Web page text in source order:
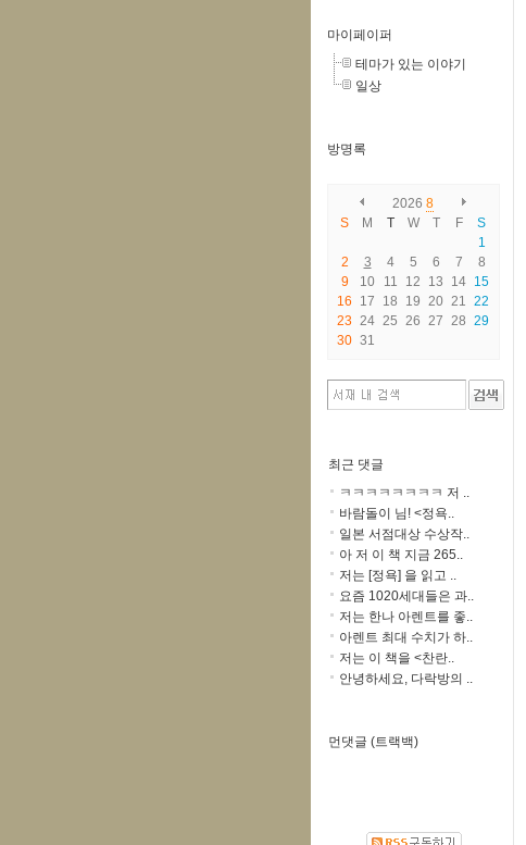
마이페이퍼
테마가 있는 이야기
일상
방명록
2026 8
S
M T W T F
S
1
2
3 4 5 6 7
8
9
10 11 12 13 14 15
16
17 18 19 20 21
22
23 24 25 26 27 28 29
30 31
최근 댓글
ㅋㅋㅋㅋㅋㅋㅋㅋ 저 ..
바람돌이 님! <정욕..
일본 서점대상 수상작..
아 저 이 책 지금 265..
저는 [정욕] 을 읽고 ..
요즘 1020세대들은 과..
저는 한나 아렌트를 좋..
아렌트 최대 수치가 하..
저는 이 책을 <찬란..
안녕하세요, 다락방의 ..
먼댓글 (트랙백)